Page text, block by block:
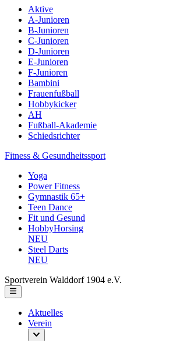
Aktive
A-Junioren
B-Junioren
C-Junioren
D-Junioren
E-Junioren
F-Junioren
Bambini
Frauenfußball
Hobbykicker
AH
Fußball-Akademie
Schiedsrichter
Fitness & Gesundheitssport
Yoga
Power Fitness
Gymnastik 65+
Teen Dance
Fit und Gesund
HobbyHorsing
NEU
Steel Darts
NEU
Sportverein Walddorf 1904 e.V.
Aktuelles
Verein